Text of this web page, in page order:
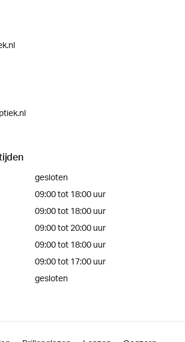
gesloten
09:00 tot 18:00 uur
09:00 tot 18:00 uur
09:00 tot 20:00 uur
09:00 tot 18:00 uur
09:00 tot 17:00 uur
gesloten